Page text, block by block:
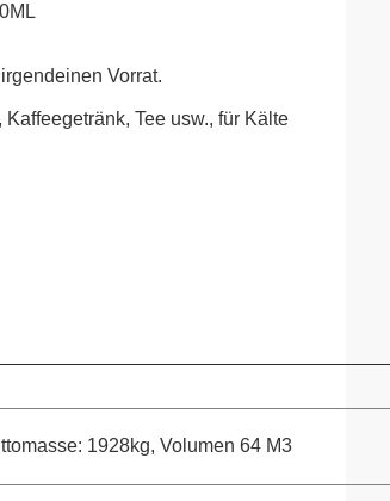
Vorrat.
Tee usw., für Kälte
1928kg, Volumen 64 M3